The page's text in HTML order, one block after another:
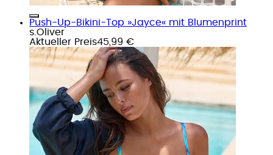
Push-Up-Bikini-Top »Jayce« mit Blumenprint
s.Oliver
Aktueller Preis45,99 €